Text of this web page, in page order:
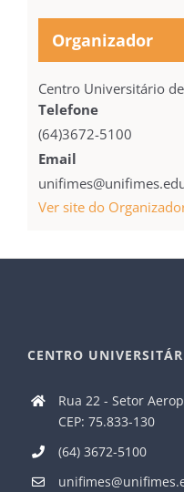
Organizador
Centro Universitário
Telefone
(64)3672-5100
Email
Ver site do
CENTRO
Rua 22 - Setor
CEP: 75.833-130
(64) 3672-5100